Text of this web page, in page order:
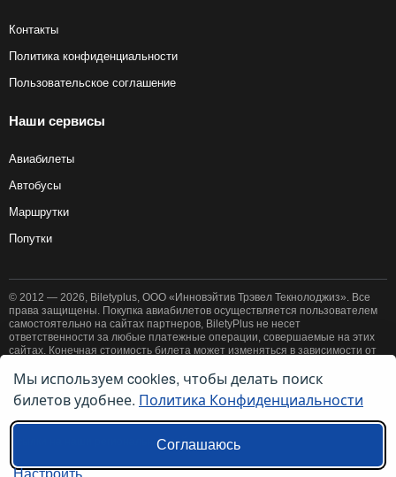
Контакты
Политика конфиденциальности
Пользовательское соглашение
Наши сервисы
Авиабилеты
Автобусы
Маршрутки
Попутки
© 2012 — 2026, Biletyplus, ООО «Инновэйтив Трэвел Текнолоджиз». Все
права защищены. Покупка авиабилетов осуществляется пользователем
самостоятельно на сайтах партнеров, BiletyPlus не несет
ответственности за любые платежные операции, совершаемые на этих
сайтах. Конечная стоимость билета может изменяться в зависимости от
принятие правилпользовательского соглашенияи политики
конфиденциальности
Ссылки на наши региональные сайты:
Мы используем cookies, чтобы делать поиск
билетов удобнее. Политика Конфиденциальности
Соглашаюсь
Настроить